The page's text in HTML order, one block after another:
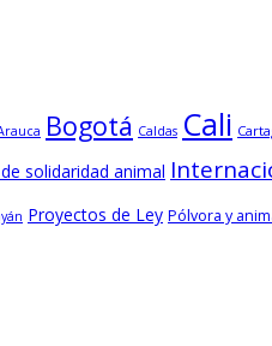
Bogotá Caldas Cali
solidaridad animal
Proyectos de Ley Pólvora y